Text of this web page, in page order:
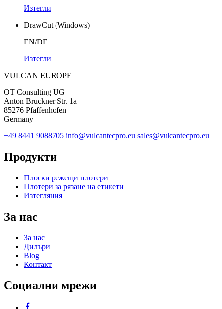
Изтегли
DrawCut (Windows)
EN/DE
Изтегли
VULCAN EUROPE
OT Consulting UG
Anton Bruckner Str. 1a
85276 Pfaffenhofen
Germany
+49 8441 9088705 info@vulcantecpro.eu sales@vulcantecpro.eu
Продукти
Плоски режещи плотери
Плотери за рязане на етикети
Изтегляния
За нас
За нас
Дилъри
Blog
Контакт
Социални мрежи